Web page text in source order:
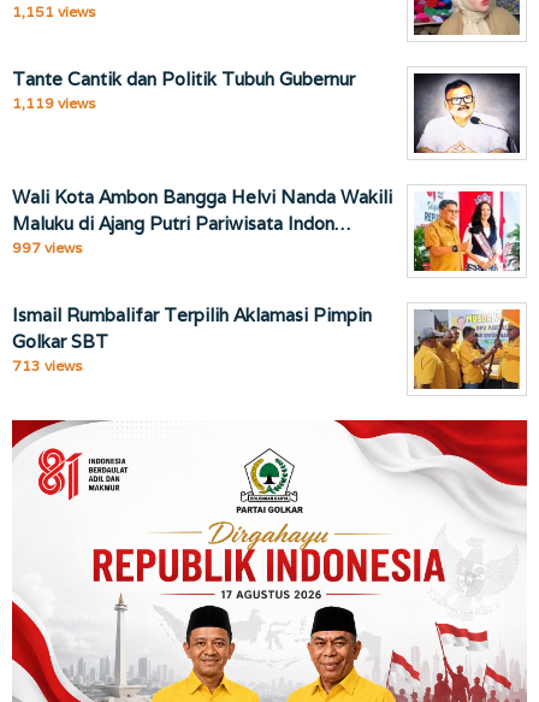
1,151 views
Tante Cantik dan Politik Tubuh Gubernur
1,119 views
Wali Kota Ambon Bangga Helvi Nanda Wakili
Maluku di Ajang Putri Pariwisata Indon…
997 views
Ismail Rumbalifar Terpilih Aklamasi Pimpin
Golkar SBT
713 views